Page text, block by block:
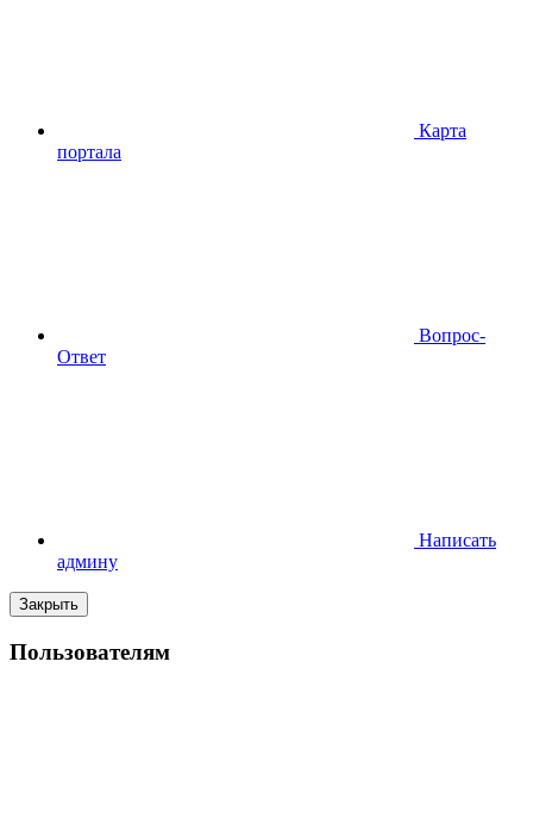
Карта
портала
Вопрос-
Ответ
Написать
админу
Закрыть
Пользователям